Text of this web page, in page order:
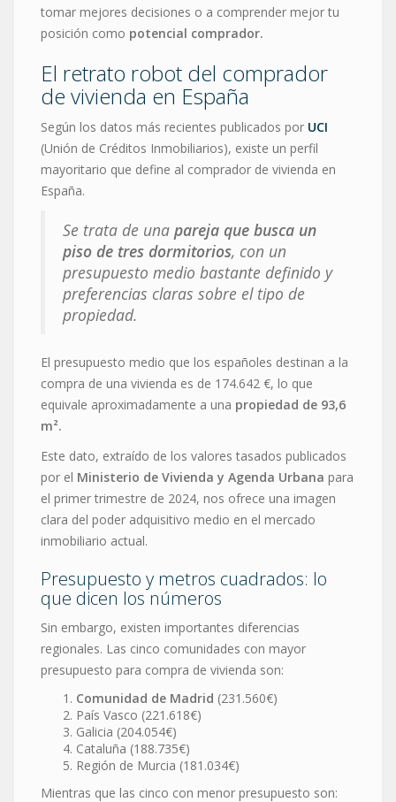
tomar mejores decisiones o a comprender mejor tu
posición como potencial comprador.
El retrato robot del comprador
de vivienda en España
Según los datos más recientes publicados por UCI
(Unión de Créditos Inmobiliarios), existe un perfil
mayoritario que define al comprador de vivienda en
España.
Se trata de una pareja que busca un
piso de tres dormitorios, con un
presupuesto medio bastante definido y
preferencias claras sobre el tipo de
propiedad.
El presupuesto medio que los españoles destinan a la
compra de una vivienda es de 174.642 €, lo que
equivale aproximadamente a una propiedad de 93,6
m².
Este dato, extraído de los valores tasados publicados
por el Ministerio de Vivienda y Agenda Urbana para
el primer trimestre de 2024, nos ofrece una imagen
clara del poder adquisitivo medio en el mercado
inmobiliario actual.
Presupuesto y metros cuadrados: lo
que dicen los números
Sin embargo, existen importantes diferencias
regionales. Las cinco comunidades con mayor
presupuesto para compra de vivienda son:
Comunidad de Madrid (231.560€)
País Vasco (221.618€)
Galicia (204.054€)
Cataluña (188.735€)
Región de Murcia (181.034€)
Mientras que las cinco con menor presupuesto son: